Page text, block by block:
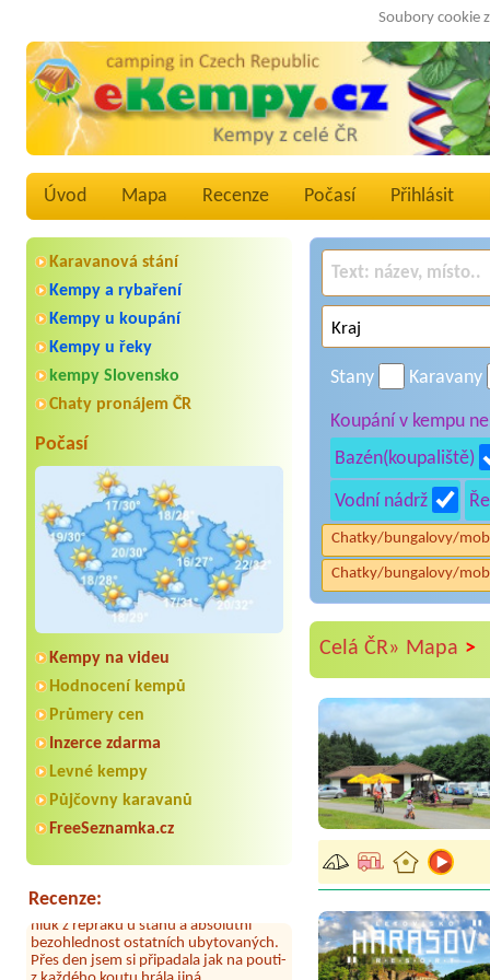
Soubory cookie
Úvod Mapa Recenze Počasí Přihlásit
Karavanová stání
Kempy a rybaření
Kempy u koupání
Kempy u řeky
kempy Slovensko
Chaty pronájem ČR
Počasí
Kempy na videu
Hodnocení kempů
Průmery cen
Inzerce zdarma
Levné kempy
Půjčovny karavanů
FreeSeznamka.cz
Recenze:
Aneta Melicharová***
Byli jsme zde v týdnu od 25.7. do 1.8.
2026. Kemp jako takový je pěkný. V
umývárně i na WC bylo vždy čisto,
doplněný papír i utěrky, což při
množství návštěvníků není
Co nás ale velice zklamalo byl celodenní
hluk z repráků u stanů a absolutní
bezohlednost ostatních ubytovaných.
Přes den jsem si připadala jak na pouti-
z každého koutu hrála jiná
hudba.Kemp pěkný, ale takový rámus
Stany Karavany
Koupání v kempu
Bazén(koupaliště)
Vodní nádrž
Chatky/bungalovy/
Chatky/bungalovy/
Celá ČR» Mapa >